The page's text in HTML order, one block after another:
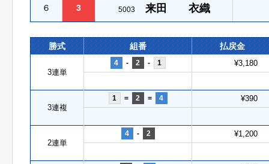
６ 3 5003 来田 衣織
勝式 組番 払戻金
3連単
4 - 2 - 1 ¥3,180
3連複
1 = 2 = 4 ¥390
2連単
4 - 2 ¥1,200